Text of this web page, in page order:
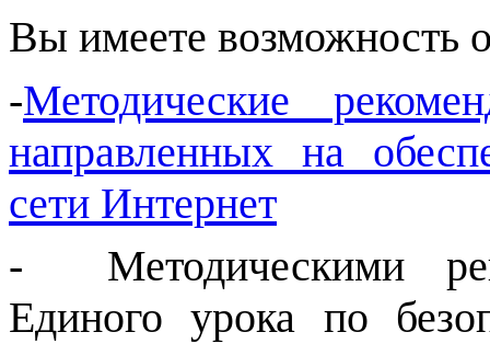
Вы имеете возможность
-Методические
направленных на
сети Интернет
-
Методическими
Единого урока по